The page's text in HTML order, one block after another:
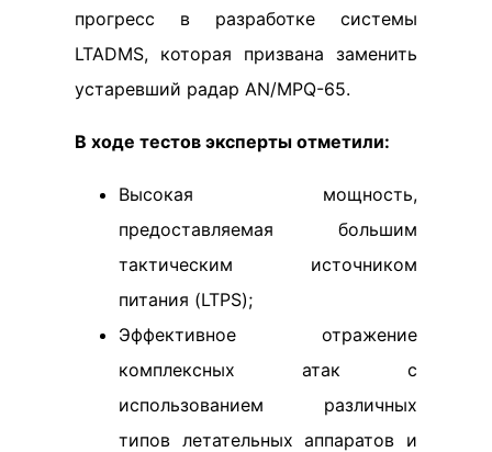
прогресс в разработке системы
LTADMS, которая призвана заменить
устаревший радар AN/MPQ-65.
В ходе тестов эксперты отметили:
Высокая мощность,
предоставляемая большим
тактическим источником
питания (LTPS);
Эффективное отражение
комплексных атак с
использованием различных
типов летательных аппаратов и